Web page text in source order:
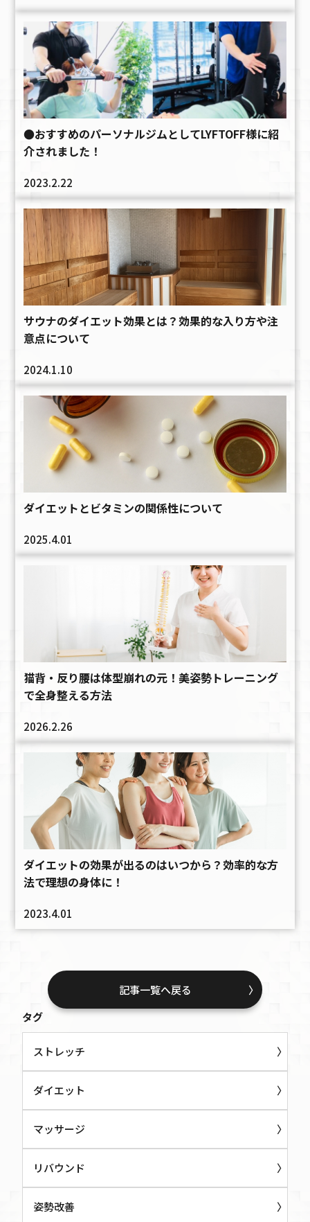
●おすすめのパーソナルジムとしてLYFTOFF様に紹
介されました！
2023.2.22
サウナのダイエット効果とは？効果的な入り方や注
意点について
2024.1.10
ダイエットとビタミンの関係性について
2025.4.01
猫背・反り腰は体型崩れの元！美姿勢トレーニング
で全身整える方法
2026.2.26
ダイエットの効果が出るのはいつから？効率的な方
法で理想の身体に！
2023.4.01
記事一覧へ戻る
タグ
ストレッチ
ダイエット
マッサージ
リバウンド
姿勢改善